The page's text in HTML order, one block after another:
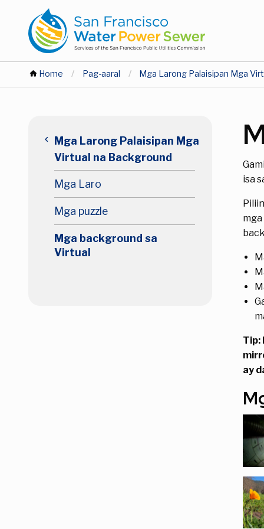
content
content
Ikaw
dito
Home Pag-aaral Mga Larong Palaisipan Mga
isa
Tip:
ay
Pangunahing
nabigasyon
Antas
keyboard_arrow_left
Mga Larong Palaisipan Mga
Virtual na Background
Mga Laro
Mga puzzle
Mga background sa
Virtual